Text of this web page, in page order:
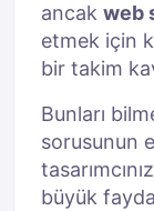
ancak web
etmek için
bir takim
Bunları
sorusunun
büyük